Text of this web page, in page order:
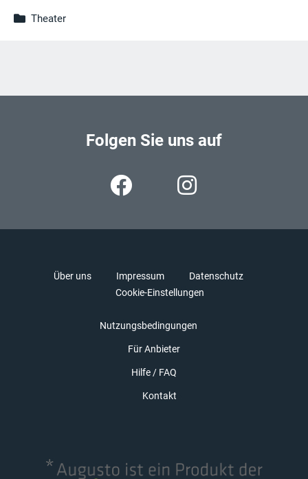
Theater
Folgen Sie uns auf
Über uns Impressum
Datenschutz
Cookie-Einstellungen
Nutzungsbedingungen
Für Anbieter
Hilfe / FAQ
Kontakt